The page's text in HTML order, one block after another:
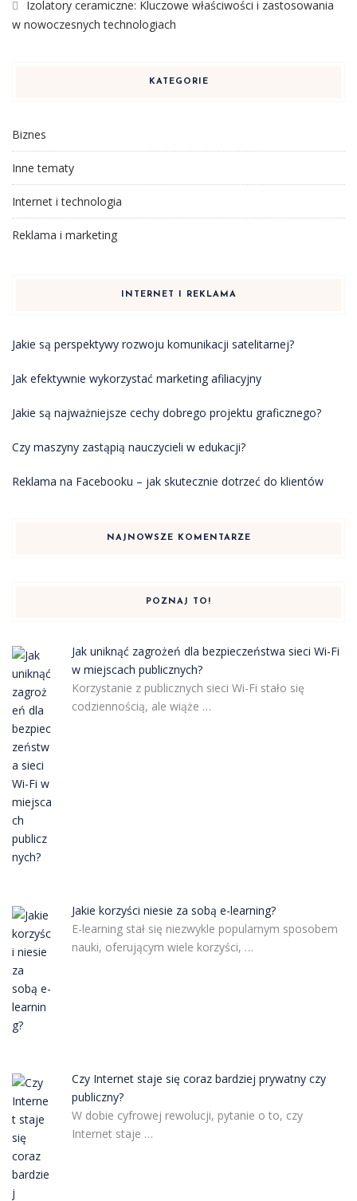
Izolatory ceramiczne: Kluczowe właściwości i zastosowania
w nowoczesnych technologiach
KATEGORIE
Biznes
Inne tematy
Internet i technologia
Reklama i marketing
INTERNET I REKLAMA
Jakie są perspektywy rozwoju komunikacji satelitarnej?
Jak efektywnie wykorzystać marketing afiliacyjny
Jakie są najważniejsze cechy dobrego projektu graficznego?
Czy maszyny zastąpią nauczycieli w edukacji?
Reklama na Facebooku – jak skutecznie dotrzeć do klientów
NAJNOWSZE KOMENTARZE
POZNAJ TO!
Jak uniknąć zagrożeń dla bezpieczeństwa sieci Wi-Fi
w miejscach publicznych?
Korzystanie z publicznych sieci Wi-Fi stało się
codziennością, ale wiąże …
Jakie korzyści niesie za sobą e-learning?
E-learning stał się niezwykle popularnym sposobem
nauki, oferującym wiele korzyści, …
Czy Internet staje się coraz bardziej prywatny czy
publiczny?
W dobie cyfrowej rewolucji, pytanie o to, czy
Internet staje …